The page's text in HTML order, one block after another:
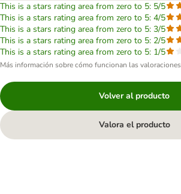
This is a stars rating area from zero to 5: 5/5
This is a stars rating area from zero to 5: 4/5
This is a stars rating area from zero to 5: 3/5
This is a stars rating area from zero to 5: 2/5
This is a stars rating area from zero to 5: 1/5
Más información sobre cómo funcionan las valoraciones
Volver al producto
Valora el producto